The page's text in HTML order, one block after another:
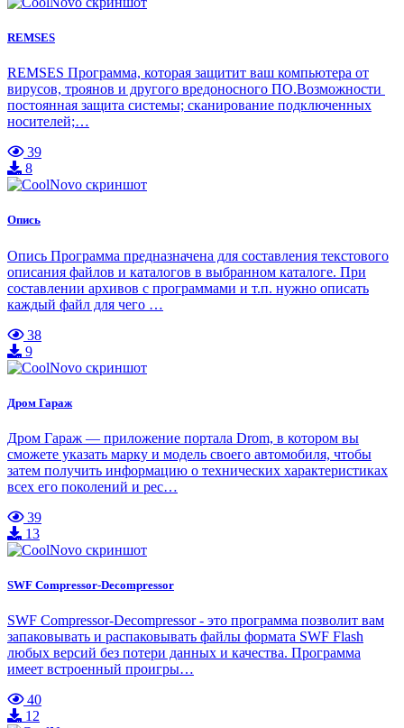
REMSES
REMSES Программа, которая защитит ваш компьютера от
вирусов, троянов и другого вредоносного ПО.Возможности
постоянная защита системы; сканирование подключенных
носителей;…
39
8
Опись
Опись Программа предназначена для составления текстового
описания файлов и каталогов в выбранном каталоге. При
составлении архивов с программами и т.п. нужно описать
каждый файл для чего …
38
9
Дром Гараж
Дром Гараж — приложение портала Drom, в котором вы
сможете указать марку и модель своего автомобиля, чтобы
затем получить информацию о технических характеристиках
всех его поколений и рес…
39
13
SWF Compressor-Decompressor
SWF Compressor-Decompressor - это программа позволит вам
запаковывать и распаковывать файлы формата SWF Flash
любых версий без потери данных и качества. Программа
имеет встроенный проигры…
40
12